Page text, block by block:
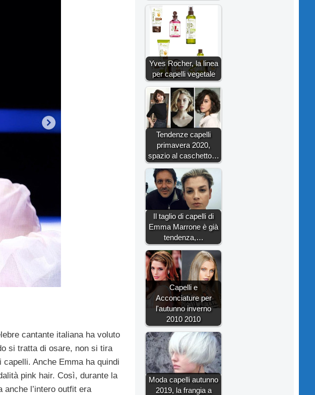
cantante italiana ha voluto
si tratta di osare, non si tira
Anche Emma ha quindi
pink hair. Così, durante la
l’intero outfit era
Yves Rocher, la linea
per capelli vegetale
Tendenze capelli
primavera 2020,
spazio al caschetto…
Il taglio di capelli di
Emma Marrone è già
tendenza,…
Capelli e
Acconciature per
l'autunno inverno
2010 2010
Moda capelli autunno
2019, la frangia a